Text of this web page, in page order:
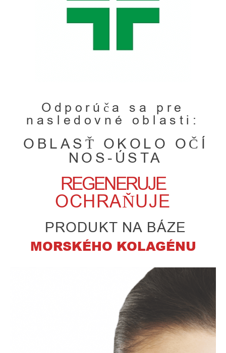
Odporúča sa pre
nasledovné oblasti:
OBLASŤ OKOLO OČÍ
NOS-ÚSTA
REGENERUJE
OCHRAŇUJE
PRODUKT NA BÁZE
MORSKÉHO KOLAGÉNU